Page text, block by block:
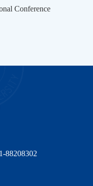
Conference
88208302